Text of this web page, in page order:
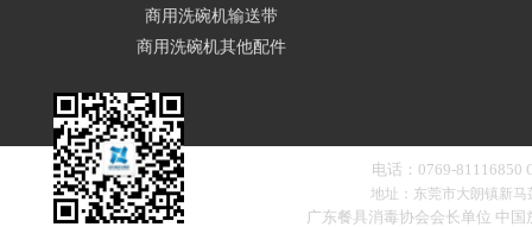
商用洗碗机输送带
商用洗碗机其他配件
电话：0769-81116850
地址：东莞市大朗镇新
广东餐具消毒协会会长单位 中